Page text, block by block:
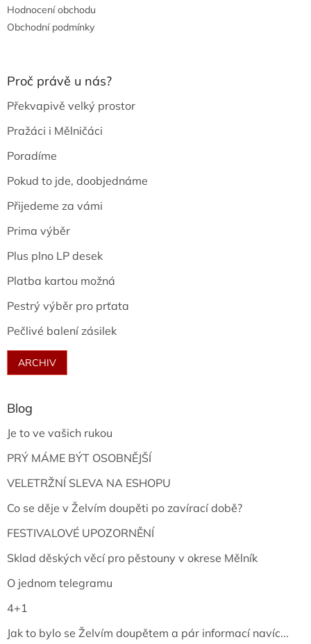
Hodnocení obchodu
Obchodní podmínky
Proč právě u nás?
Překvapivě velký prostor
Pražáci i Mělničáci
Poradíme
Pokud to jde, doobjednáme
Přijedeme za vámi
Prima výběr
Plus plno LP desek
Platba kartou možná
Pestrý výběr pro prťata
Pečlivé balení zásilek
ARCHIV
Blog
Je to ve vašich rukou
PRÝ MÁME BÝT OSOBNĚJŠÍ
VELETRŽNÍ SLEVA NA ESHOPU
Co se děje v Želvím doupěti po zavírací době?
FESTIVALOVÉ UPOZORNĚNÍ
Sklad děských věcí pro pěstouny v okrese Mělník
O jednom telegramu
4+1
Jak to bylo se Želvím doupětem a pár informací navíc...